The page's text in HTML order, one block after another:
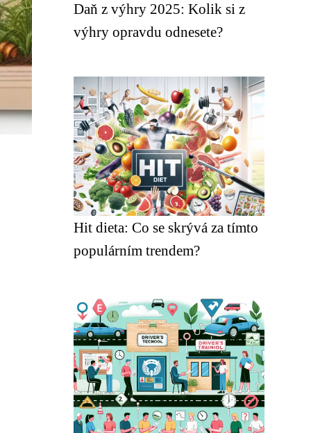
Daň z výhry 2025: Kolik si z
výhry opravdu odnesete?
Hit dieta: Co se skrývá za tímto
populárním trendem?